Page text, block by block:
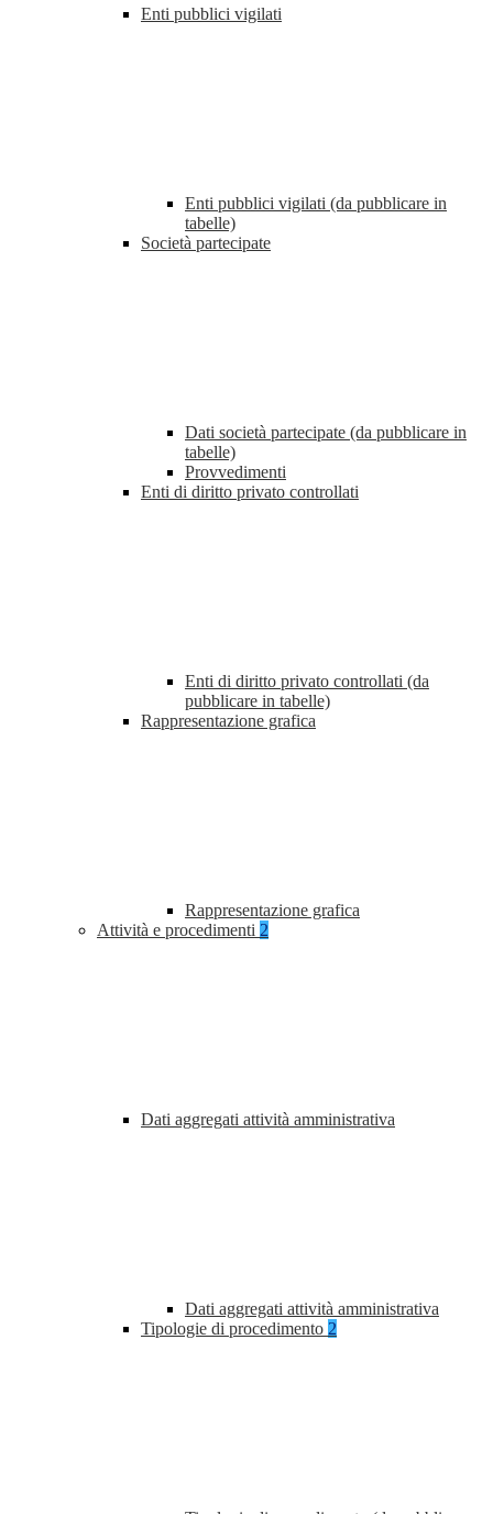
Enti pubblici vigilati
Enti pubblici vigilati (da pubblicare in
tabelle)
Società partecipate
Dati società partecipate (da pubblicare in
tabelle)
Provvedimenti
Enti di diritto privato controllati
Enti di diritto privato controllati (da
pubblicare in tabelle)
Rappresentazione grafica
Rappresentazione grafica
Attività e procedimenti 2
Dati aggregati attività amministrativa
Dati aggregati attività amministrativa
Tipologie di procedimento 2